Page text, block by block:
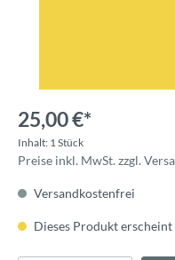
25,00 €*
Inhalt: 1 Stück
Preise inkl. MwSt. zzgl.
Versandkostenfrei
Dieses Produkt